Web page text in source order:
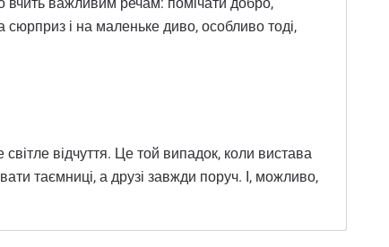
вчить важливим речам: помічати добро,
і на маленьке диво, особливо тоді,
відчуття. Це той випадок, коли вистава
таємниці, а друзі завжди поруч. І, можливо,